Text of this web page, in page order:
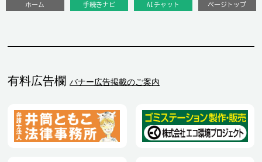
有料広告欄 バナー広告掲載のご案内
ホーム 手続きナビ AIチャット ページトップ